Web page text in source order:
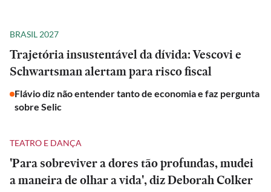
BRASIL 2027
Trajetória insustentável da dívida: Vescovi e
Schwartsman alertam para risco fiscal
Flávio diz não entender tanto de economia e faz pergunta
sobre Selic
TEATRO E DANÇA
'Para sobreviver a dores tão profundas, mudei
a maneira de olhar a vida', diz Deborah Colker